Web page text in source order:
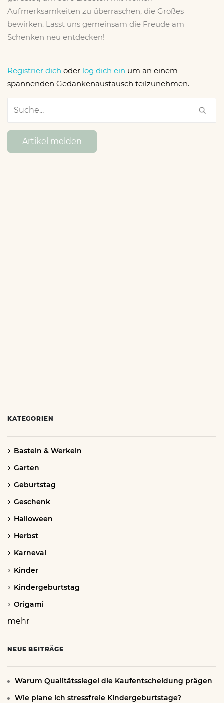
Aufmerksamkeiten zu überraschen, die Großes
bewirken. Lasst uns gemeinsam die Freude am
Schenken neu entdecken!
Registrier dich oder log dich ein um an einem
spannenden Gedankenaustausch teilzunehmen.
Artikel melden
KATEGORIEN
Basteln & Werkeln
Garten
Geburtstag
Geschenk
Halloween
Herbst
Karneval
Kinder
Kindergeburtstag
Origami
mehr
NEUE BEITRÄGE
Warum Qualitätssiegel die Kaufentscheidung prägen
Wie plane ich stressfreie Kindergeburtstage?